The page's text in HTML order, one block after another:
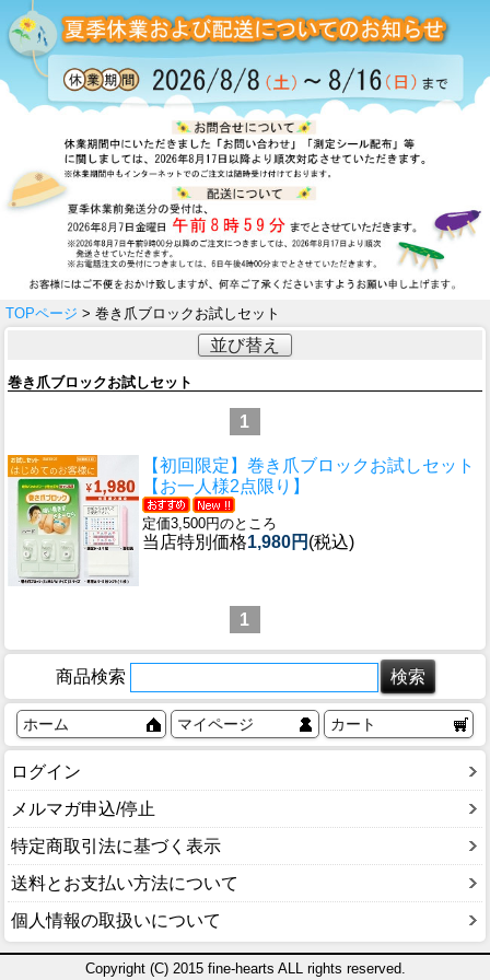
TOPページ > 巻き爪ブロックお試しセット
並び替え
巻き爪ブロックお試しセット
1
【初回限定】巻き爪ブロックお試しセット
【お一人様2点限り】
定価3,500円のところ
当店特別価格1,980円 (税込)
1
商品検索
ホーム マイページ カート
ログイン
メルマガ申込/停止
特定商取引法に基づく表示
送料とお支払い方法について
個人情報の取扱いについて
Copyright (C) 2015 fine-hearts ALL rights reserved.